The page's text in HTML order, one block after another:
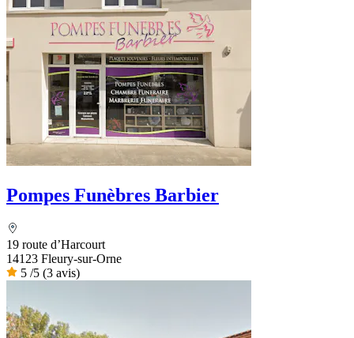
Pompes Funèbres Barbier
19 route d’Harcourt
14123 Fleury-sur-Orne
5 /5 (3 avis)